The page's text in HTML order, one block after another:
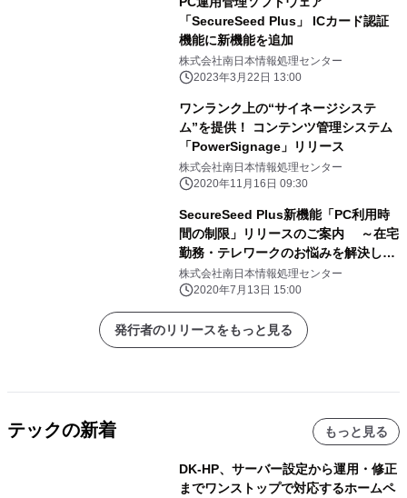
「SecureSeed Plus」 ICカード認証
機能に新機能を追加
株式会社南日本情報処理センター
2023年3月22日 13:00
ワンランク上の“サイネージシステ
ム”を提供！ コンテンツ管理システム
「PowerSignage」リリース
株式会社南日本情報処理センター
2020年11月16日 09:30
SecureSeed Plus新機能「PC利用時
間の制限」リリースのご案内 ～在宅
勤務・テレワークのお悩みを解決しま
す～
株式会社南日本情報処理センター
2020年7月13日 15:00
発行者のリリースをもっと見る
テックの新着 もっと見る
DK-HP、サーバー設定から運用・修正
までワンストップで対応するホームペ